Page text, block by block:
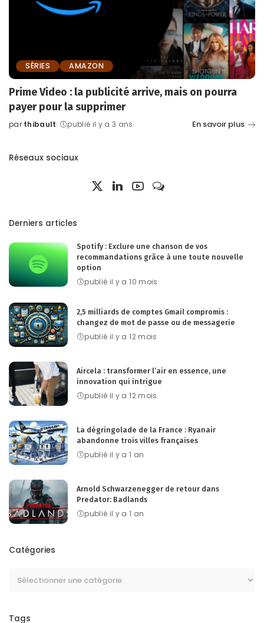
SÉRIES AMAZON
Prime Video : la publicité arrive, mais on pourra
payer pour la supprimer
Posted
par thibault publié il y a 3 ans En savoir plus
Réseaux sociaux
Derniers articles
Spotify : Exclure une chanson de vos
recommandations grâce à une toute nouvelle
option
publié il y a 10 mois
2,5 milliards de comptes Gmail compromis :
changez de mot de passe ou de messagerie
publié il y a 12 mois
Aircela : transformer l’air en essence, une
innovation qui intrigue
publié il y a 12 mois
La dégringolade de la France : Ryanair
abandonne trois villes françaises
publié il y a 1 an
Arnold Schwarzenegger de retour dans
Predator: Badlands
publié il y a 1 an
Catégories
Tags